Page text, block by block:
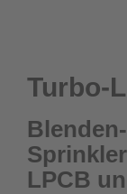
Download
Turbo-
LPCB